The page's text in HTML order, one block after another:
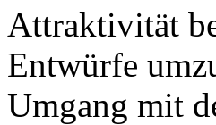
Attraktivität
Entwürfe
Umgang mit